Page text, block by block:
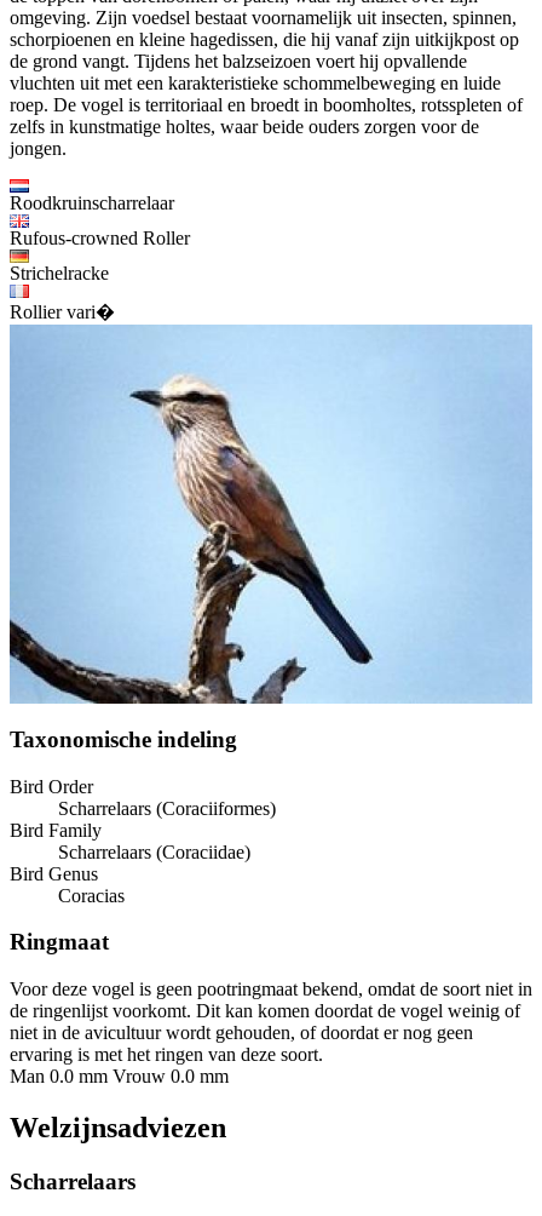
omgeving. Zijn voedsel bestaat voornamelijk uit insecten, spinnen,
schorpioenen en kleine hagedissen, die hij vanaf zijn uitkijkpost op
de grond vangt. Tijdens het balzseizoen voert hij opvallende
vluchten uit met een karakteristieke schommelbeweging en luide
roep. De vogel is territoriaal en broedt in boomholtes, rotsspleten of
zelfs in kunstmatige holtes, waar beide ouders zorgen voor de
jongen.
Roodkruinscharrelaar
Rufous-crowned Roller
Strichelracke
Rollier vari�
Taxonomische indeling
Bird Order
Scharrelaars (Coraciiformes)
Bird Family
Scharrelaars (Coraciidae)
Bird Genus
Coracias
Ringmaat
Voor deze vogel is geen pootringmaat bekend, omdat de soort niet in
de ringenlijst voorkomt. Dit kan komen doordat de vogel weinig of
niet in de avicultuur wordt gehouden, of doordat er nog geen
ervaring is met het ringen van deze soort.
Man 0.0 mm Vrouw 0.0 mm
Welzijnsadviezen
Scharrelaars